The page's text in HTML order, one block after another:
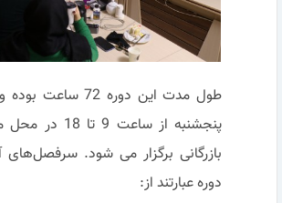
طول مدت این دوره 72
پنجشنبه از ساعت
بازرگانی برگزار می شود. سرفصل‌های
دوره عبارتند از: